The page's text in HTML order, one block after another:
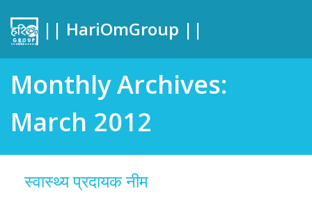
|| HariOmGroup ||
Monthly Archives:
March 2012
स्वास्थ्य प्रदायक नीम